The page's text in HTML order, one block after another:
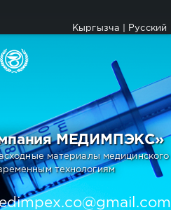
Кыргызча Русский
МЕДИМПЭКС»
материалы медицинского
технологиям